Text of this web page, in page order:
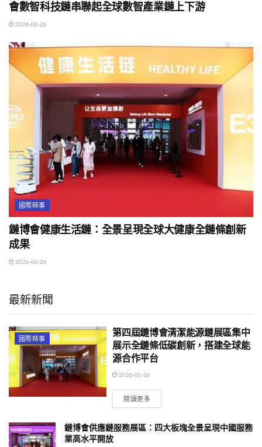
會數智科技鏈串聯起全球數智產業鏈上下游
2026-06-26
國際時事
鏈博會健康生活鏈：全景呈現全球大健康全鏈條創新
成果
2026-06-26
最新新聞
國際時事
第四屆鏈博會清潔能源鏈展區集中
展示全鏈條低碳創新，搭建全球能
源合作平台
2026-06-26
閱讀更多
鏈博會供應鏈服務展區：四大板塊全景呈現中國服務
業高水平開放